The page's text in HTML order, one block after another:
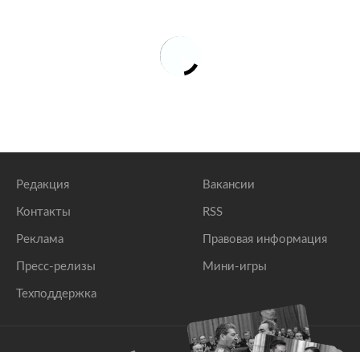
Редакция
Контакты
Реклама
Пресс-релизы
Техподдержка
Вакансии
RSS
Правовая информация
Мини-игры